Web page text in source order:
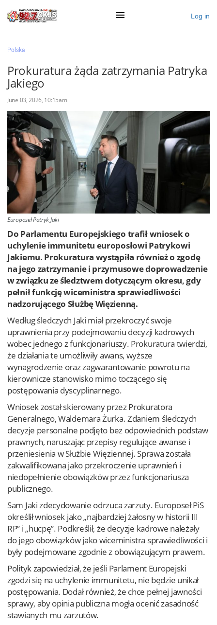
Ogłoś się
Działy
Zaloguj przez Clascal
Log in
Polska
Prokuratura żąda zatrzymania Patryka
Jakiego
June 03, 2026, 10:15am
Europoseł Patryk Jaki
Do Parlamentu Europejskiego trafił wniosek o
uchylenie immunitetu europosłowi Patrykowi
Jakiemu. Prokuratura wystąpiła również o zgodę
na jego zatrzymanie i przymusowe doprowadzenie
w związku ze śledztwem dotyczącym okresu, gdy
pełnił funkcję wiceministra sprawiedliwości
nadzorującego Służbę Więzienną.
Według śledczych Jaki miał przekroczyć swoje
uprawnienia przy podejmowaniu decyzji kadrowych
wobec jednego z funkcjonariuszy. Prokuratura twierdzi,
że działania te umożliwiły awans, wyższe
wynagrodzenie oraz zagwarantowanie powrotu na
kierownicze stanowisko mimo toczącego się
postępowania dyscyplinarnego.
Wniosek został skierowany przez Prokuratora
Generalnego, Waldemara Żurka. Zdaniem śledczych
decyzje personalne podjęto bez odpowiednich podstaw
prawnych, naruszając przepisy regulujące awanse i
przeniesienia w Służbie Więziennej. Sprawa została
zakwalifikowana jako przekroczenie uprawnień i
niedopełnienie obowiązków przez funkcjonariusza
publicznego.
Sam Jaki zdecydowanie odrzuca zarzuty. Europoseł PiS
określił wniosek jako „najbardziej żałosny w historii III
RP” i „hucpę”. Podkreślił, że decyzje kadrowe należały
do jego obowiązków jako wiceministra sprawiedliwości i
były podejmowane zgodnie z obowiązującym prawem.
Polityk zapowiedział, że jeśli Parlament Europejski
zgodzi się na uchylenie immunitetu, nie będzie unikał
postępowania. Dodał również, że chce pełnej jawności
sprawy, aby opinia publiczna mogła ocenić zasadność
stawianych mu zarzutów.